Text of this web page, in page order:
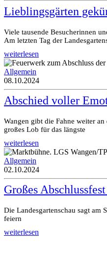
Lieblingsgärten
Viele tausende Besucherinnen
Am letzten Tag der
weiterlesen
Allgemein
08.10.2024
Abschied voller
Wangen gibt die Fahne weiter
großes Lob für das längste
weiterlesen
Allgemein
02.10.2024
Großes
Die Landesgartenschau sagt am
feiern
weiterlesen